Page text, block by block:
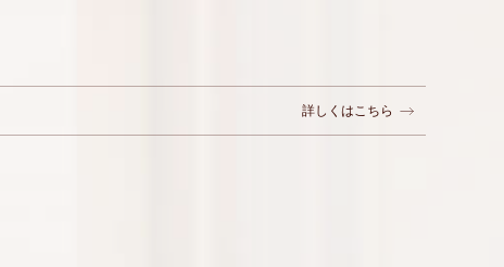
詳しくはこちら